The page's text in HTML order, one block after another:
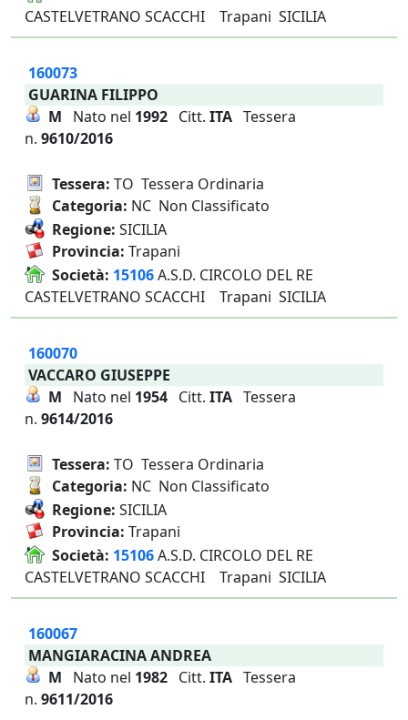
CASTELVETRANO SCACCHI Trapani SICILIA
160073
GUARINA FILIPPO
M Nato nel 1992 Citt. ITA Tessera
n. 9610/2016
Tessera: TO Tessera Ordinaria
Categoria: NC Non Classificato
Regione: SICILIA
Provincia: Trapani
Società: 15106A.S.D. CIRCOLO DEL RE
CASTELVETRANO SCACCHI Trapani SICILIA
160070
VACCARO GIUSEPPE
M Nato nel 1954 Citt. ITA Tessera
n. 9614/2016
Tessera: TO Tessera Ordinaria
Categoria: NC Non Classificato
Regione: SICILIA
Provincia: Trapani
Società: 15106A.S.D. CIRCOLO DEL RE
CASTELVETRANO SCACCHI Trapani SICILIA
160067
MANGIARACINA ANDREA
M Nato nel 1982 Citt. ITA Tessera
n. 9611/2016